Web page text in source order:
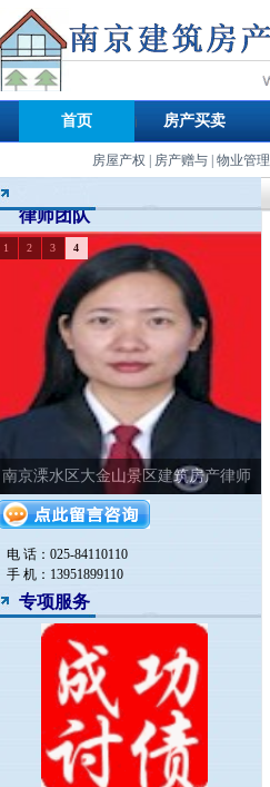
首页 房产买卖
房屋产权 房产赠与 物业管理
律师团队
南京溧水区大金山景区建筑房产律师
1 2 3 4
电 话：025-84110110
手 机：13951899110
专项服务